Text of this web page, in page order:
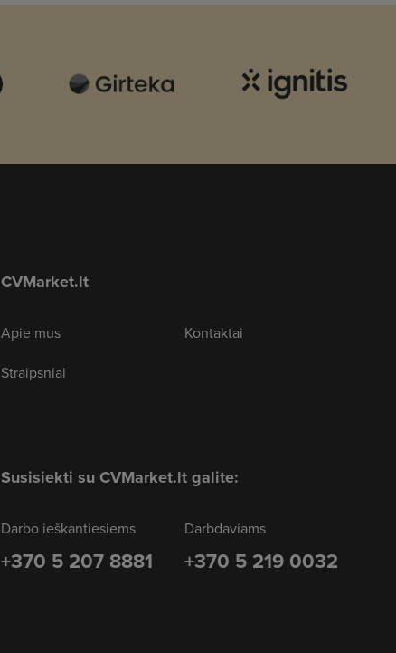
CVMarket.lt
Apie mus
Straipsniai
Kontaktai
Susisiekti su CVMarket.lt galite:
Darbo ieškantiesiems
+370 5 207 8881
Darbdaviams
+370 5 219 0032